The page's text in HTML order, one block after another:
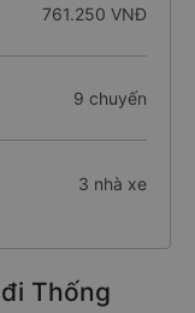
761.250 VNĐ
9 chuyến
3 nhà xe
Thống